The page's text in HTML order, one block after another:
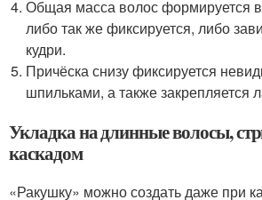
Общая масса волос формируется в
либо так же фиксируется, либо
кудри.
Причёска снизу фиксируется
шпильками, а также закрепляется
Укладка на длинные волосы,
каскадом
«Ракушку» можно создать даже при